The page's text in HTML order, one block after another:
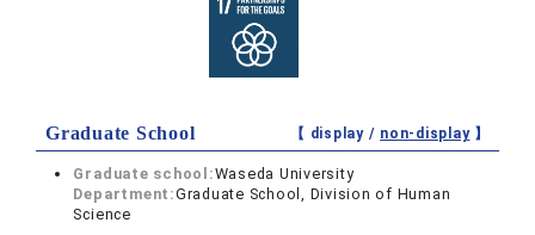
Graduate School 【 display / non-display】
Graduate school:Waseda University
Department:Graduate School, Division of Human
Science